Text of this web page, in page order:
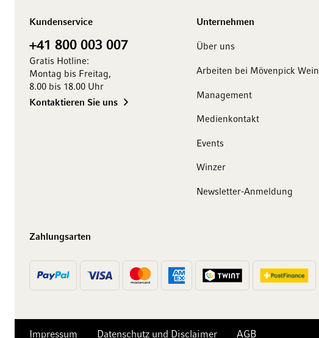
Kundenservice
+41 800 003 007
Gratis Hotline:
Montag bis Freitag,
8.00 bis 18.00 Uhr
Kontaktieren Sie uns
Unternehmen
Über uns
Arbeiten bei Mövenpick Wein
Management
Medienkontakt
Events
Winzer
Newsletter-Anmeldung
Zahlungsarten
Impressum Datenschutz und Disclaimer AGB
Franken Rabatt auf Ihren ersten Einkauf.